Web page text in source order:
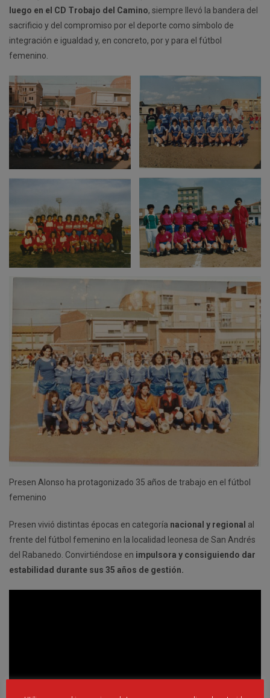
luego en el CD Trobajo del Camino, siempre llevó la bandera del
sacrificio y del compromiso por el deporte como símbolo de
integración e igualdad y, en concreto, por y para el fútbol
femenino.
Presen Alonso ha protagonizado 35 años de trabajo en el fútbol
femenino
Presen vivió distintas épocas en categoría nacional y regional al
frente del fútbol femenino en la localidad leonesa de San Andrés
del Rabanedo. Convirtiéndose en impulsora y consiguiendo dar
estabilidad durante sus 35 años de gestión.